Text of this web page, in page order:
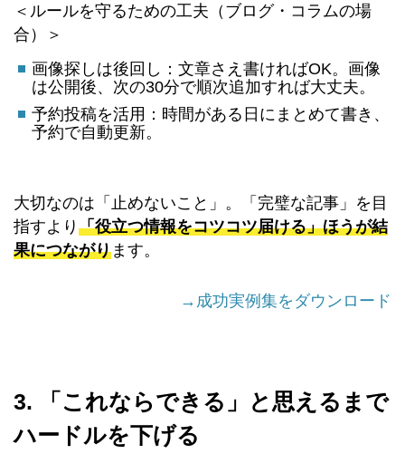
＜ルールを守るための工夫（ブログ・コラムの場
合）＞
画像探しは後回し：文章さえ書ければOK。画像
は公開後、次の30分で順次追加すれば大丈夫。
予約投稿を活用：時間がある日にまとめて書き、
予約で自動更新。
大切なのは「止めないこと」。「完璧な記事」を目
指すより 「役立つ情報をコツコツ届ける」ほうが結
果につながり ます。
→成功実例集をダウンロード
3. 「これならできる」と思えるまで
ハードルを下げる